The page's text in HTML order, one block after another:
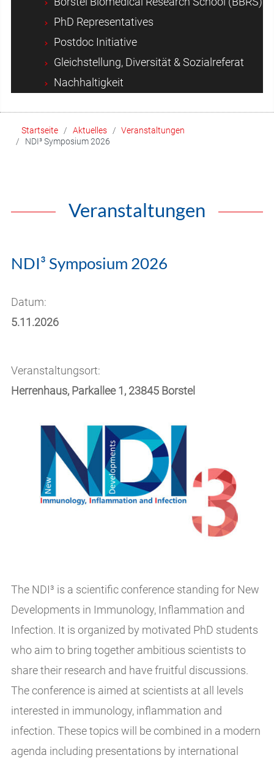
PhD Representatives
Postdoc Initiative
Gleichstellung, Diversität & Sozialreferat
Nachhaltigkeit
Startseite Aktuelles
Veranstaltungen
NDI³ Symposium 2026
Veranstaltungen
NDI³ Symposium 2026
Datum:
5.11.2026
Veranstaltungsort:
Herrenhaus, Parkallee 1, 23845 Borstel
The NDI³ is a scientific conference standing for New
Developments in Immunology, Inflammation and
Infection. It is organized by motivated PhD students
who aim to bring together ambitious scientists to
share their research and have fruitful discussions.
The conference is aimed at scientists at all levels
interested in immunology, inflammation and
infection. These topics will be combined in a modern
agenda including presentations by international